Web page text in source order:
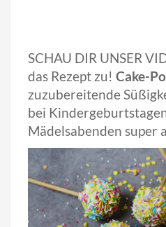
SCHAU DIR UNSER
das Rezept zu! Cake-
zuzubereitende
bei
Mädelsabenden super